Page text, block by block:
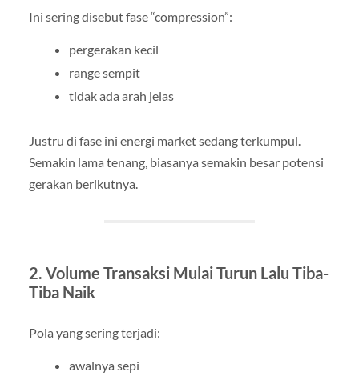
Ini sering disebut fase “compression”:
pergerakan kecil
range sempit
tidak ada arah jelas
Justru di fase ini energi market sedang terkumpul.
Semakin lama tenang, biasanya semakin besar potensi
gerakan berikutnya.
2. Volume Transaksi Mulai Turun Lalu Tiba-
Tiba Naik
Pola yang sering terjadi:
awalnya sepi